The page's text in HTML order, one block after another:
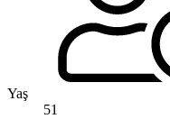
Yaş
51